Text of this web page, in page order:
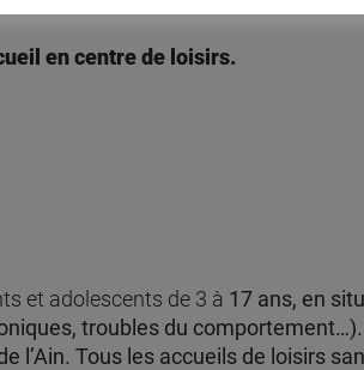
en centre de loisirs.
et adolescents de 3 à 17 ans, en
troubles du comportement…).
l’Ain. Tous les accueils de loisirs